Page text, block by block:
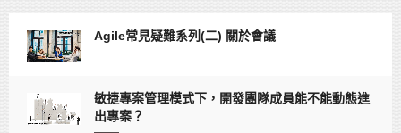
Agile常見疑難系列(二) 關於會議
敏捷專案管理模式下，開發團隊成員能不能動態進
出專案？